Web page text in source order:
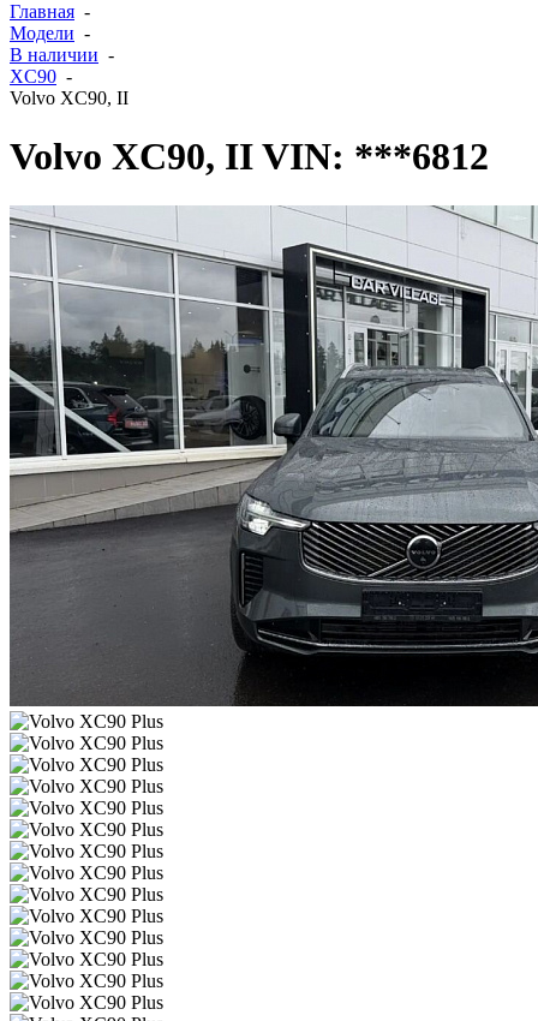
Главная -
Модели -
В наличии -
XC90 -
Volvo XC90, II
Volvo XC90, II VIN: ***6812